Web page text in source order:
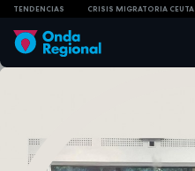
TENDENCIAS CRISIS MIGRATORIA CEUTA